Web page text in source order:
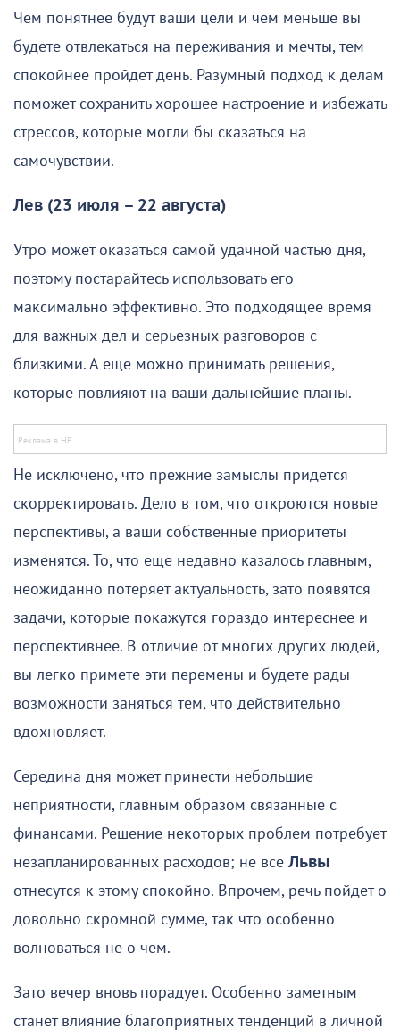
Чем понятнее будут ваши цели и чем меньше вы
будете отвлекаться на переживания и мечты, тем
спокойнее пройдет день. Разумный подход к делам
поможет сохранить хорошее настроение и избежать
стрессов, которые могли бы сказаться на
самочувствии.
Лев (23 июля – 22 августа)
Утро может оказаться самой удачной частью дня,
поэтому постарайтесь использовать его
максимально эффективно. Это подходящее время
для важных дел и серьезных разговоров с
близкими. А еще можно принимать решения,
которые повлияют на ваши дальнейшие планы.
Не исключено, что прежние замыслы придется
скорректировать. Дело в том, что откроются новые
перспективы, а ваши собственные приоритеты
изменятся. То, что еще недавно казалось главным,
неожиданно потеряет актуальность, зато появятся
задачи, которые покажутся гораздо интереснее и
перспективнее. В отличие от многих других людей,
вы легко примете эти перемены и будете рады
возможности заняться тем, что действительно
вдохновляет.
Середина дня может принести небольшие
неприятности, главным образом связанные с
финансами. Решение некоторых проблем потребует
незапланированных расходов; не всеЛьвы
отнесутся к этому спокойно. Впрочем, речь пойдет о
довольно скромной сумме, так что особенно
волноваться не о чем.
Зато вечер вновь порадует. Особенно заметным
станет влияние благоприятных тенденций в личной